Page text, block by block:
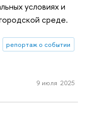
условиях и
среде.
репортаж о событии
9 июля 2025